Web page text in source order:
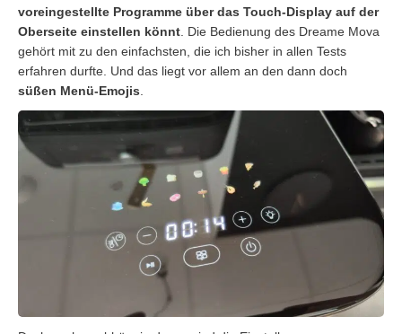
voreingestellte Programme über das Touch-Display auf der
Oberseite einstellen könnt. Die Bedienung des Dreame Mova
gehört mit zu den einfachsten, die ich bisher in allen Tests
erfahren durfte. Und das liegt vor allem an den dann doch
süßen Menü-Emojis.